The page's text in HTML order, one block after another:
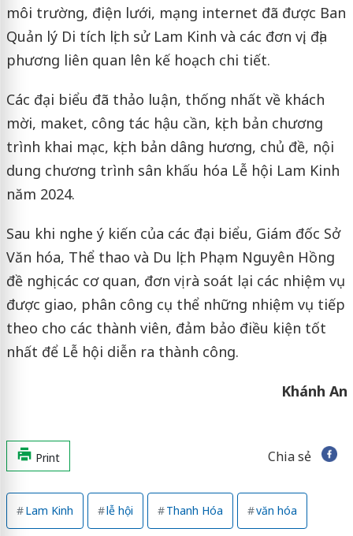
môi trường, điện lưới, mạng internet đã được Ban
Quản lý Di tích lịch sử Lam Kinh và các đơn vị, địa
phương liên quan lên kế hoạch chi tiết.
Các đại biểu đã thảo luận, thống nhất về khách
mời, maket, công tác hậu cần, kịch bản chương
trình khai mạc, kịch bản dâng hương, chủ đề, nội
dung chương trình sân khấu hóa Lễ hội Lam Kinh
năm 2024.
Sau khi nghe ý kiến của các đại biểu, Giám đốc Sở
Văn hóa, Thể thao và Du lịch Phạm Nguyên Hồng
đề nghị các cơ quan, đơn vị rà soát lại các nhiệm vụ
được giao, phân công cụ thể những nhiệm vụ tiếp
theo cho các thành viên, đảm bảo điều kiện tốt
nhất để Lễ hội diễn ra thành công.
Khánh An
Print Chia sẻ
Lam Kinh lễ hội Thanh Hóa văn hóa